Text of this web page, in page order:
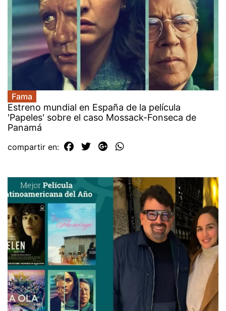
Fama
Estreno mundial en España de la película
'Papeles' sobre el caso Mossack-Fonseca de
Panamá
compartir en: